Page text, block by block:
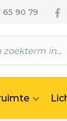
65 90 79